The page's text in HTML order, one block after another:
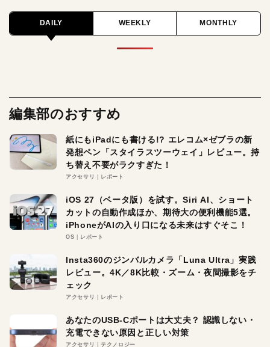
DAILY WEEKLY MONTHLY
編集部のおすすめ
紙にもiPadにも書ける!? エレコム×ゼブラの新
発想ペン「スタイラスツーウェイ」レビュー。持
ち替え不要がラクすぎた！
アクセサリ レポート
iOS 27（ベータ版）を試す。Siri AI、ショート
カットの自動作成ほか、期待大の便利機能5選。
iPhoneがAIの入り口になる未来はすぐそこ！
OS レポート
Insta360のジンバルカメラ「Luna Ultra」実践
レビュー。4K／8K比較・ズーム・夜間撮影をチ
ェック
アクセサリ レポート
あなたのUSB-Cポートは大丈夫？ 認識しない・
充電できない原因と正しい対策
アクセサリ テクノロジー